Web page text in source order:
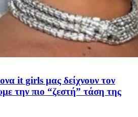
it girls μας δείχνουν τον
την πιο “ζεστή” τάση της